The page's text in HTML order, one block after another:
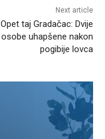
Next article
Opet taj Gradačac: Dvije
osobe uhapšene nakon
pogibije lovca